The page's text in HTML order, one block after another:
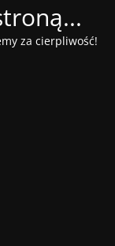
za cierpliwość!